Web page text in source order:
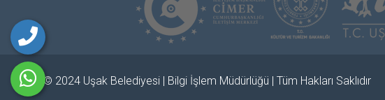
© 2024 Uşak Belediyesi | Bilgi İşlem Müdürlüğü | Tüm Hakları Saklıdır